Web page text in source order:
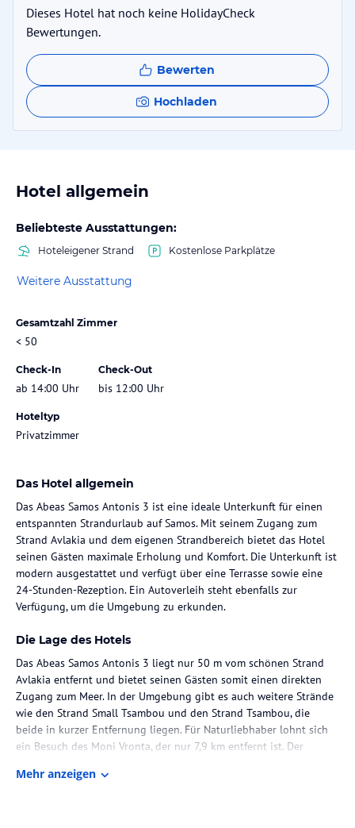
Dieses Hotel hat noch keine HolidayCheck
Bewertungen.
Bewerten
Hochladen
Hotel allgemein
Beliebteste Ausstattungen:
Hoteleigener Strand Kostenlose Parkplätze
Weitere Ausstattung
Gesamtzahl Zimmer
< 50
Check-In
ab 14:00 Uhr
Check-Out
bis 12:00 Uhr
Hoteltyp
Privatzimmer
Das Hotel allgemein
Das Abeas Samos Antonis 3 ist eine ideale Unterkunft für einen
entspannten Strandurlaub auf Samos. Mit seinem Zugang zum
Strand Avlakia und dem eigenen Strandbereich bietet das Hotel
seinen Gästen maximale Erholung und Komfort. Die Unterkunft ist
modern ausgestattet und verfügt über eine Terrasse sowie eine
24-Stunden-Rezeption. Ein Autoverleih steht ebenfalls zur
Verfügung, um die Umgebung zu erkunden.
Die Lage des Hotels
Das Abeas Samos Antonis 3 liegt nur 50 m vom schönen Strand
Avlakia entfernt und bietet seinen Gästen somit einen direkten
Zugang zum Meer. In der Umgebung gibt es auch weitere Strände
wie den Strand Small Tsambou und den Strand Tsambou, die
beide in kurzer Entfernung liegen. Für Naturliebhaber lohnt sich
ein Besuch des Moni Vronta, der nur 7,9 km entfernt ist. Der
liegt etwa 19 km entfernt.
Mehr anzeigen